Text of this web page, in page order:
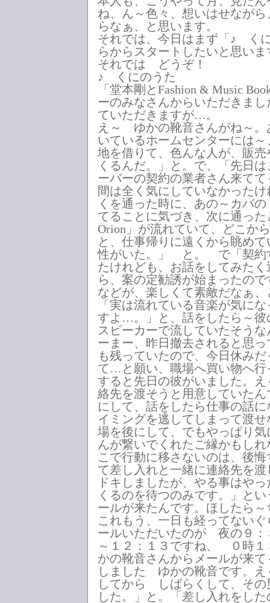
ね、ん～色々、想いはせなが
らなぁ、と思います。
それでは、今日はまず「♪
らからスタートしたいと思いま
それでは どうぞ！
♪ くにのうた
「堂本剛とFashion & Music
ーのみなさんからいただきま
ていただきますが…。
え～ ゆかの靴音さんがね～。
いているホームセンターには
地を借りて、色んな人が、販
くるんだ。」と。で、「先日
ーバーの契約の業者さん来て
間は全く気にしていなかった
くを通った時に、あの～カバ
てることに気づき、次に通った
Orion」が流れていて、どこか
と、仕事帰りに遠くから眺め
性がいた。」 と。 で「契約
たけれども、お話をしてみた
ら、案の定勧誘が始まったの
などが、楽しくて素敵だなぁ
「実は流れている音楽が気に
すよ…。」と、話をしたら～彼
スピーカーで流していたそう
ーまー、昨日撤去されると思
も残っていたので、今日休み
て…と願い、職場へ買い物へ
すると先日の彼がいました。
絡先を渡そうと用意していた
にして、話をしたら仕事の話
イミングを逃してしまって渡
場を後にして、でもやっぱり
んが繋いでくれたご縁かもし
こで行動に移さないのは、後
て差し入れと一緒に連絡先を
ドキしましたが、やる事はや
くるのを待つのみです。」と
ールが来たんです。ほしたら
これもう、一日も経ってない
ールいただいたのが 夜の９：
～１２：１３ですね、 ０時
かの靴音さんからメールが来
しました ゆかの靴音です。え
してから しばらくして、その
した。」と。「差し入れをし